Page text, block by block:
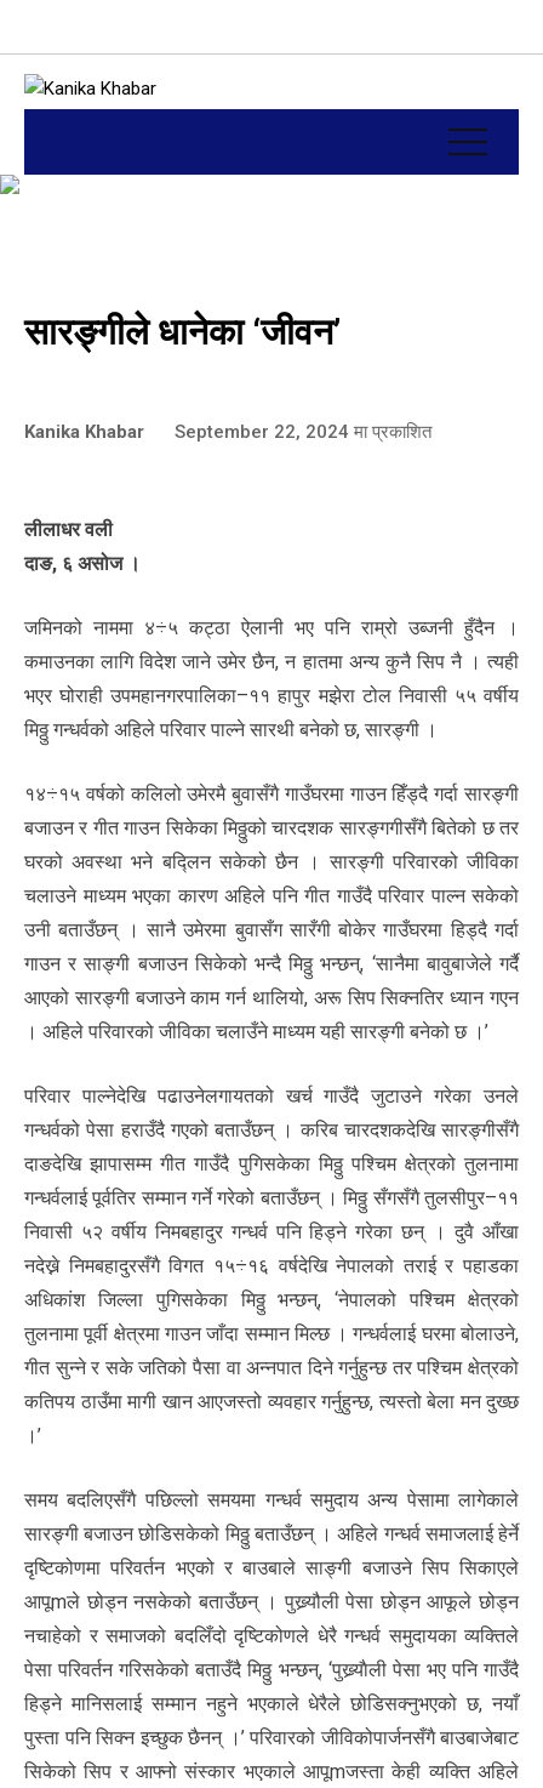
सारङ्गीले धानेका ‘जीवन’
Kanika Khabar September 22, 2024 मा प्रकाशित
लीलाधर वली
दाङ, ६ असोज ।
जमिनको नाममा ४÷५ कट्ठा ऐलानी भए पनि राम्रो उब्जनी हुँदैन ।
कमाउनका लागि विदेश जाने उमेर छैन, न हातमा अन्य कुनै सिप नै । त्यही
भएर घोराही उपमहानगरपालिका–११ हापुर मझेरा टोल निवासी ५५ वर्षीय
मिठ्ठु गन्धर्वको अहिले परिवार पाल्ने सारथी बनेको छ, सारङ्गी ।
१४÷१५ वर्षको कलिलो उमेरमै बुवासँगै गाउँघरमा गाउन हिँड्दै गर्दा सारङ्गी
बजाउन र गीत गाउन सिकेका मिठ्ठुको चारदशक सारङ्गगीसँगै बितेको छ तर
घरको अवस्था भने बद्लिन सकेको छैन । सारङ्गी परिवारको जीविका
चलाउने माध्यम भएका कारण अहिले पनि गीत गाउँदै परिवार पाल्न सकेको
उनी बताउँछन् । सानै उमेरमा बुवासँग सारँगी बोकेर गाउँघरमा हिड्दै गर्दा
गाउन र साङ्गी बजाउन सिकेको भन्दै मिठ्ठु भन्छन्, ‘सानैमा बावुबाजेले गर्दै
आएको सारङ्गी बजाउने काम गर्न थालियो, अरू सिप सिक्नतिर ध्यान गएन
। अहिले परिवारको जीविका चलाउँने माध्यम यही सारङ्गी बनेको छ ।’
परिवार पाल्नेदेखि पढाउनेलगायतको खर्च गाउँदै जुटाउने गरेका उनले
गन्धर्वको पेसा हराउँदै गएको बताउँछन् । करिब चारदशकदेखि सारङ्गीसँगै
दाङदेखि झापासम्म गीत गाउँदै पुगिसकेका मिठ्ठु पश्चिम क्षेत्रको तुलनामा
गन्धर्वलाई पूर्वतिर सम्मान गर्ने गरेको बताउँछन् । मिठ्ठु सँगसँगै तुलसीपुर–११
निवासी ५२ वर्षीय निमबहादुर गन्धर्व पनि हिड्ने गरेका छन् । दुवै आँखा
नदेख्ने निमबहादुरसँगै विगत १५÷१६ वर्षदेखि नेपालको तराई र पहाडका
अधिकांश जिल्ला पुगिसकेका मिठ्ठु भन्छन्, ‘नेपालको पश्चिम क्षेत्रको
तुलनामा पूर्वी क्षेत्रमा गाउन जाँदा सम्मान मिल्छ । गन्धर्वलाई घरमा बोलाउने,
गीत सुन्ने र सके जतिको पैसा वा अन्नपात दिने गर्नुहुन्छ तर पश्चिम क्षेत्रको
कतिपय ठाउँमा मागी खान आएजस्तो व्यवहार गर्नुहुन्छ, त्यस्तो बेला मन दुख्छ
।’
समय बदलिएसँगै पछिल्लो समयमा गन्धर्व समुदाय अन्य पेसामा लागेकाले
सारङ्गी बजाउन छोडिसकेको मिठ्ठु बताउँछन् । अहिले गन्धर्व समाजलाई हेर्ने
दृष्टिकोणमा परिवर्तन भएको र बाउबाले साङ्गी बजाउने सिप सिकाएले
आपूmले छोड्न नसकेको बताउँछन् । पुख्र्यौली पेसा छोड्न आफूले छोड्न
नचाहेको र समाजको बदलिँदो दृष्टिकोणले धेरै गन्धर्व समुदायका व्यक्तिले
पेसा परिवर्तन गरिसकेको बताउँदै मिठ्ठु भन्छन्, ‘पुख्र्याैली पेसा भए पनि गाउँदै
हिड्ने मानिसलाई सम्मान नहुने भएकाले धेरैले छोडिसक्नुभएको छ, नयाँ
पुस्ता पनि सिक्न इच्छुक छैनन् ।’ परिवारको जीविकोपार्जनसँगै बाउबाजेबाट
सिकेको सिप र आफ्नो संस्कार भएकाले आपूmजस्ता केही व्यक्ति अहिले